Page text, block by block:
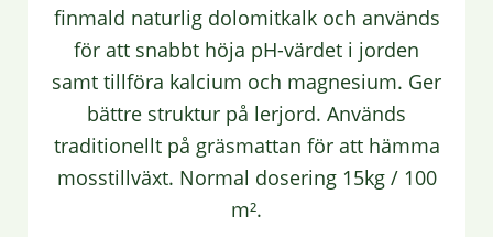
finmald naturlig dolomitkalk och används
för att snabbt höja pH-värdet i jorden
samt tillföra kalcium och magnesium. Ger
bättre struktur på lerjord. Används
traditionellt på gräsmattan för att hämma
mosstillväxt. Normal dosering 15kg / 100
m².